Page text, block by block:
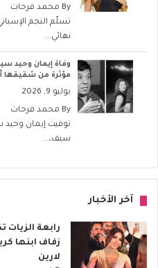
By محمد فرحات
تسلّم النجم
نهائي...
مؤثرة من
يوليو 9, 2026
By محمد فرحات
توفيت إيمان وحيد
سيف،...
آخر الأخبار
رابعة
زفاف ابنها
لارين